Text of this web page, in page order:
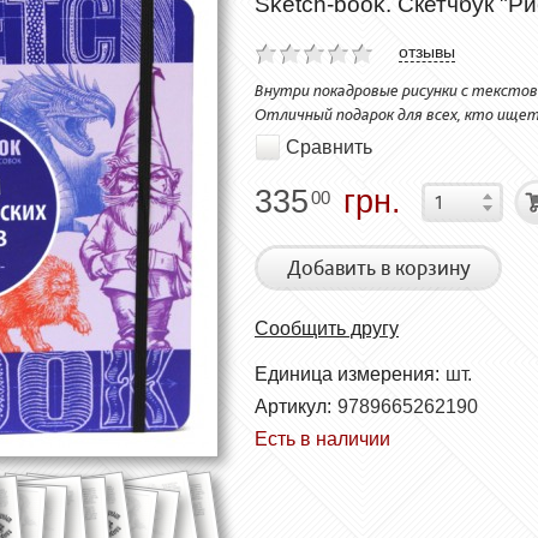
отзывы
Внутри покадровые рисунки с
Отличный подарок для всех, кто
Сравнить
33500 грн.
Добавить в корзину
Сообщить другу
Единица измерения: шт.
Артикул: 9789665262190
Есть в наличии